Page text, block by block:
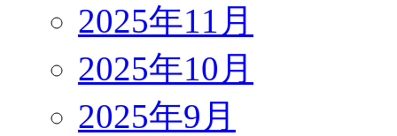
2025年11月
2025年10月
2025年9月